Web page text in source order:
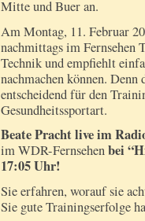
Mitte und Buer an.
Am Montag, 11. Februar
nachmittags im
Technik und empfiehlt
nachmachen können.
entscheidend für den
Gesundheitssportart.
Beate Pracht live im
im WDR-Fernsehenbei
17:05 Uhr!
Sie erfahren, worauf sie
Sie gute Trainingserfolge